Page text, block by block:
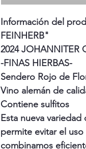
Información del
FEINHERB"
2024 JOHANNITER
-FINAS HIERBAS-
Sendero Rojo de
Vino alemán de
Contiene sulfitos
Esta nueva
permite evitar el
combinamos